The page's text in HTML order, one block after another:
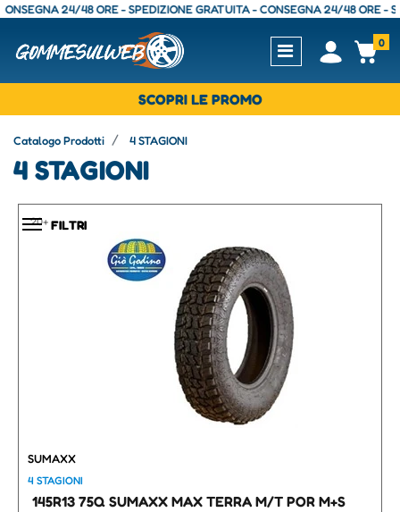
24/48 ORE - SPEDIZIONE GRATUITA - CONSEGNA 24/48 ORE -
Open0
SCOPRI LE PROMO
Catalogo Prodotti 4 STAGIONI
4 STAGIONI
altri filtri disponibili.
20+
SUMAXX
4 STAGIONI
145R13 75Q SUMAXX MAX TERRA M/T POR M+S
FILTRI